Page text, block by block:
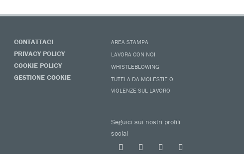
CONTATTACI
PRIVACY POLICY
COOKIE POLICY
GESTIONE COOKIE
AREA STAMPA
LAVORA CON NOI
WHISTLEBLOWING
TUTELA DA MOLESTIE O
VIOLENZE SUL LAVORO
Seguici sui nostri profili
social